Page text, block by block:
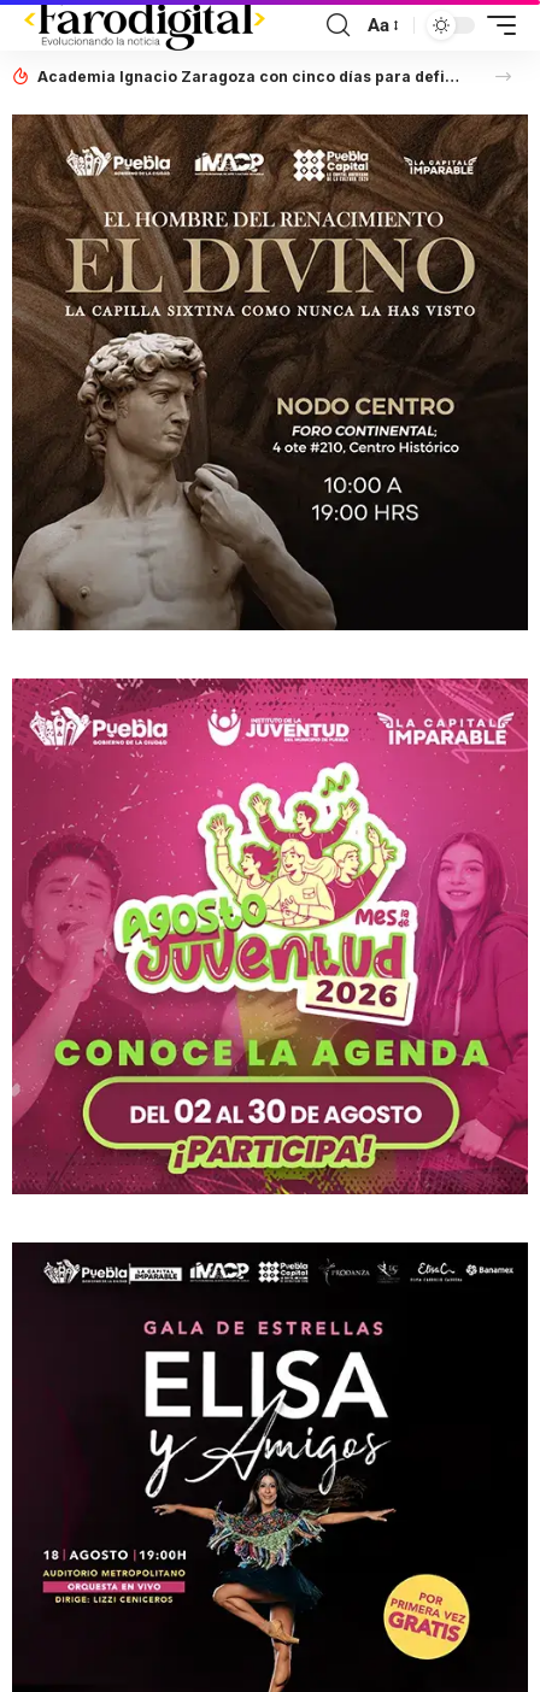
Aa
Academia Ignacio Zaragoza con cinco días para definir situación